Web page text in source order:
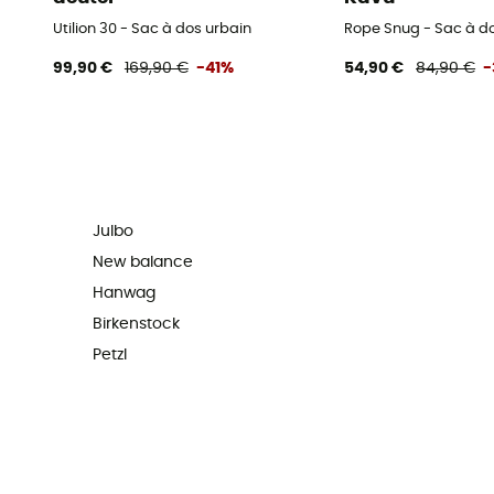
Utilion 30 - Sac à dos urbain
99,90 € 169,90 € -41%
Rope Snug - Sac à
54,90 € 84,90 € -
Julbo
New balance
Hanwag
Birkenstock
Petzl